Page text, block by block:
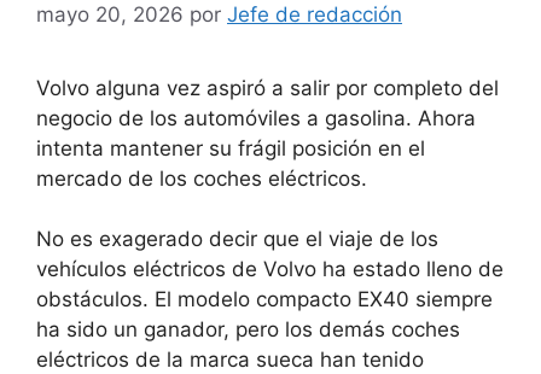
mayo 20, 2026 por Jefe de redacción
Volvo alguna vez aspiró a salir por completo del
negocio de los automóviles a gasolina. Ahora
intenta mantener su frágil posición en el
mercado de los coches eléctricos.
No es exagerado decir que el viaje de los
vehículos eléctricos de Volvo ha estado lleno de
obstáculos. El modelo compacto EX40 siempre
ha sido un ganador, pero los demás coches
eléctricos de la marca sueca han tenido